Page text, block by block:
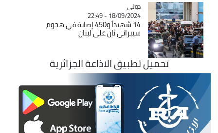
Catégorie
دولي
18/09/2024 - 22:49
14 شهيداً و450 إصابة في هجوم
سيبراني ثان على لبنان
تحميل تطبيق الاذاعة الجزائرية